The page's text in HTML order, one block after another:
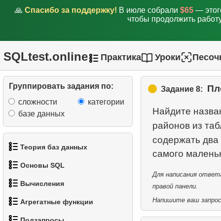
🙏 Спасибо за поддержку! В июле собрали $65 —
чтобы продолжить
SQLtest.online Практика Уроки
Группировать задания по:
сложности
категории
базе данных
Теория баз данных
3.
Основы SQL
Вычисления
Агрегатные функции
1.Извлечь геометрию как
2.Извлечь геометрию как
Задание 8:
Найдите
районов из
содержать два
Для написания
правой панели.
Напишите ваш